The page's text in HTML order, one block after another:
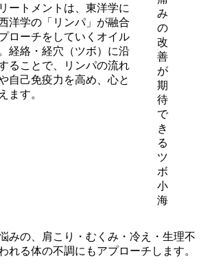
ートメントは、東洋学に
洋学の「リンパ」が融合
ローチをしていくオイル
経絡・経穴（ツボ）に沿
ることで、リンパの流れ
自己免疫力を高め、心と
ます。
み
の
改
善
が
期
待
で
き
る
ツ
ボ
小
海
みの、肩こり・むくみ・冷え・生理不
れる体の不調にもアプローチします。